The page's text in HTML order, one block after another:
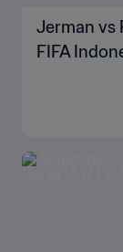
Jerman vs
FIFA